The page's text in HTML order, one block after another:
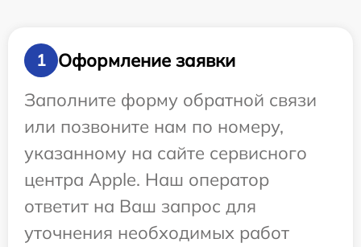
1
Оформление заявки
Заполните форму обратной связи
или позвоните нам по номеру,
указанному на сайте сервисного
центра Apple. Наш оператор
ответит на Ваш запрос для
уточнения необходимых работ